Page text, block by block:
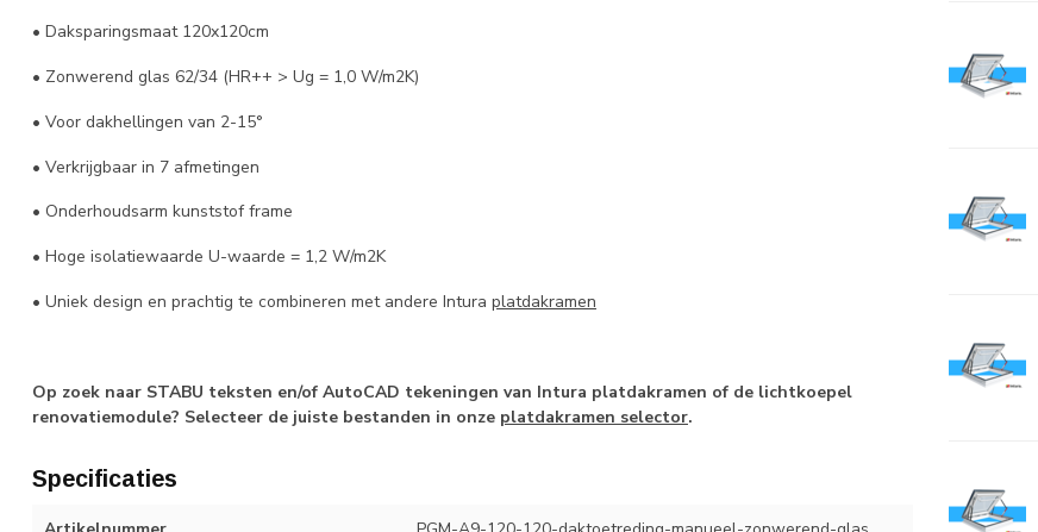
• Daksparingsmaat 120x120cm
• Zonwerend glas 62/34 (HR++ > Ug = 1,0 W/m2K)
• Voor dakhellingen van 2-15°
• Verkrijgbaar in 7 afmetingen
• Onderhoudsarm kunststof frame
• Hoge isolatiewaarde U-waarde = 1,2 W/m2K
• Uniek design en prachtig te combineren met andere Intura platdakramen
Op zoek naar STABU teksten en/of AutoCAD tekeningen van Intura platdakramen of de lichtkoepel
renovatiemodule? Selecteer de juiste bestanden in onze platdakramen selector.
Specificaties